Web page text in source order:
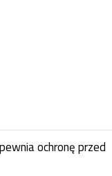
ochronę przed